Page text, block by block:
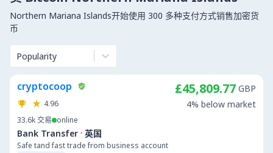
Northern Mariana Islands开始使用 300 多种支付方式销售加密货
币
Popularity
cryptocoop
4.96
33.6k交易 online
Bank Transfer · 英国
Safe tand fast trade from business account
£45,809.77 GBP
4% below market